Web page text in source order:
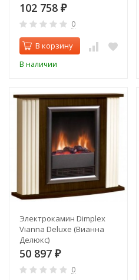
102 758 ₽
0
В корзину
В наличии
Электрокамин Dimplex
Vianna Deluxe (Вианна
Делюкс)
50 897 ₽
0